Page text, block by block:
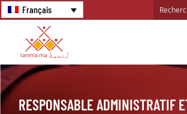
Français
RESPONSABLE ADMINISTRATIF